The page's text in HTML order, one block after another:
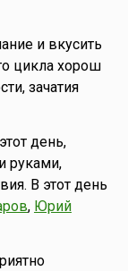
и вкусить
цикла хорош
зачатия
день,
руками,
В этот день
, Юрий